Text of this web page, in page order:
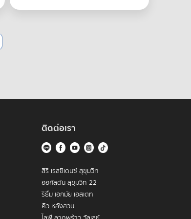
ติดต่อเรา
สิริ เรสซิเดนซ์ สุขุมวิท
ออกัสตัน สุขุมวิท 22
ริธึ่ม เอกมัย เอสเตท
คิว หลังสวน